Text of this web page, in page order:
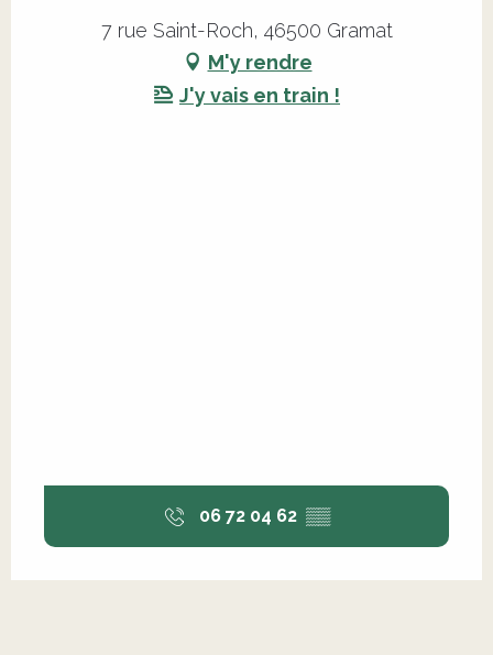
7 rue Saint-Roch, 46500 Gramat
M'y rendre
J'y vais en train !
06 72 04 62 ▒▒